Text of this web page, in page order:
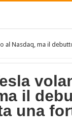
al Nasdaq, ma il
il
una